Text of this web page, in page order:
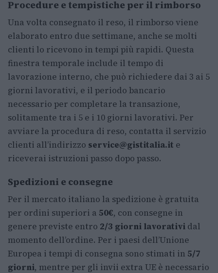
Procedure e tempistiche per il rimborso
Una volta consegnato il reso, il rimborso viene
elaborato entro due settimane, anche se molti
clienti lo ricevono in tempi più rapidi. Questa
finestra temporale include il tempo di
lavorazione interno, che può richiedere dai 3 ai 5
giorni lavorativi, e il periodo bancario
necessario per completare la transazione,
solitamente tra i 5 e i 10 giorni lavorativi. Per
avviare la procedura di reso, contatta il servizio
clienti all’indirizzo service@gistitalia.it e
riceverai istruzioni passo dopo passo.
Spedizioni e consegne
Per il mercato italiano la spedizione è gratuita
per ordini superiori a 50€, con consegne in
genere previste entro 2/3 giorni lavorativi dal
momento dell’ordine. Per i paesi dell’Unione
Europea i tempi di consegna sono stimati in 5/7
giorni, mentre per gli invii extra UE è necessario